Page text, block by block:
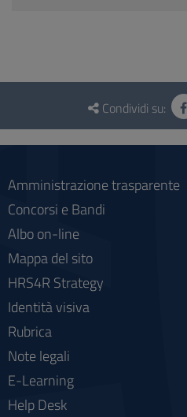
Questionario
social
Condividi su:
Amministrazione trasparente
Concorsi e Bandi
Albo on-line
Mappa del sito
HRS4R Strategy
Identità visiva
Rubrica
Note legali
E-Learning
Help Desk